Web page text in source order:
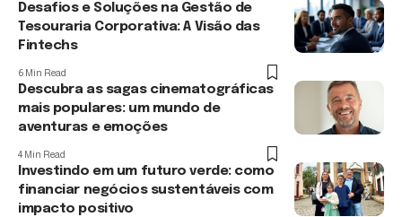
Desafios e Soluções na Gestão de
Tesouraria Corporativa: A Visão das
Fintechs
6 Min Read
Descubra as sagas cinematográficas
mais populares: um mundo de
aventuras e emoções
4 Min Read
Investindo em um futuro verde: como
financiar negócios sustentáveis com
impacto positivo